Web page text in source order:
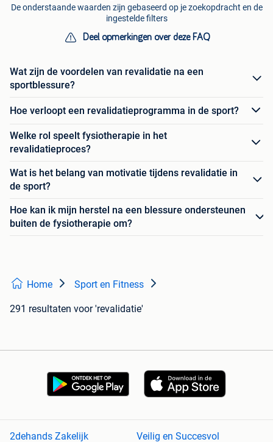
De onderstaande waarden zijn gebaseerd op je zoekopdracht en de
ingestelde filters
Deel opmerkingen over deze FAQ
Wat zijn de voordelen van revalidatie na een
sportblessure?
Hoe verloopt een revalidatieprogramma in de sport?
Welke rol speelt fysiotherapie in het
revalidatieproces?
Wat is het belang van motivatie tijdens revalidatie in
de sport?
Hoe kan ik mijn herstel na een blessure ondersteunen
buiten de fysiotherapie om?
Home Sport en Fitness
291 resultaten voor 'revalidatie'
2dehands Zakelijk
Veilig en Succesvol